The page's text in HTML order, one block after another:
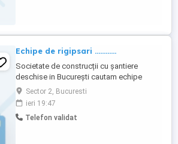
Echipe de rigipsari ............
Societate de construcții cu șantiere
deschise in București cautam echipe
pentru constructia de pereti GK (
structura,bride,placat) cu plata la MP
COSMIN ROMAN
Sector 2, Bucuresti
ieri 19:47
Telefon validat